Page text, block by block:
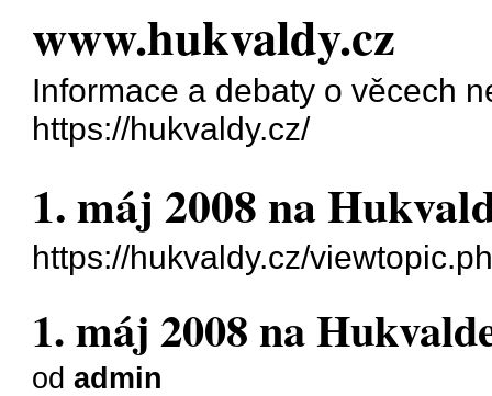
www.hukvaldy.cz
Informace a debaty o věcech
https://hukvaldy.cz/
1. máj 2008 na
https://hukvaldy.cz/
1. máj 2008 na
odadmin